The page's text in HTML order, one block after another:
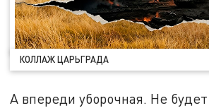
КОЛЛАЖ ЦАРЬГРАДА
А впереди уборочная. Не